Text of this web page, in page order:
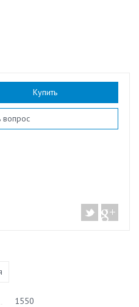
Купить
вопрос
1550